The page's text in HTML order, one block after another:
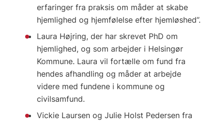
erfaringer fra praksis om måder at skabe
hjemlighed og hjemfølelse efter hjemløshed”.
Laura Højring, der har skrevet PhD om
hjemlighed, og som arbejder i Helsingør
Kommune. Laura vil fortælle om fund fra
hendes afhandling og måder at arbejde
videre med fundene i kommune og
civilsamfund.
Vickie Laursen og Julie Holst Pedersen fra